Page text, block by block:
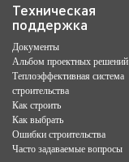
Техническая
поддержка
Документы
Альбом проектных решений
Теплоэффективная система
строительства
Как строить
Как выбрать
Ошибки строительства
Часто задаваемые вопросы